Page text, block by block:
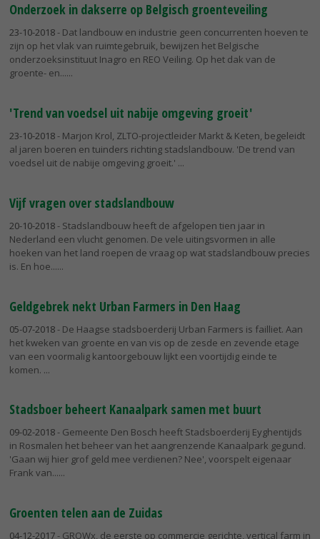
Onderzoek in dakserre op Belgisch groenteveiling
23-10-2018- Dat landbouw en industrie geen concurrenten hoeven te
zijn op het vlak van ruimtegebruik, bewijzen het Belgische
onderzoeksinstituut Inagro en REO Veiling. Op het dak van de
groente- en...
'Trend van voedsel uit nabije omgeving groeit'
23-10-2018- Marjon Krol, ZLTO-projectleider Markt & Keten, begeleidt
al jaren boeren en tuinders richting stadslandbouw. 'De trend van
voedsel uit de nabije omgeving groeit.'
Vijf vragen over stadslandbouw
20-10-2018- Stadslandbouw heeft de afgelopen tien jaar in
Nederland een vlucht genomen. De vele uitingsvormen in alle
hoeken van het land roepen de vraag op wat stadslandbouw precies
is. En hoe...
Geldgebrek nekt Urban Farmers in Den Haag
05-07-2018- De Haagse stadsboerderij Urban Farmers is failliet. Aan
het kweken van groente en van vis op de zesde en zevende etage
van een voormalig kantoorgebouw lijkt een voortijdig einde te
komen.
Stadsboer beheert Kanaalpark samen met buurt
09-02-2018- Gemeente Den Bosch heeft Stadsboerderij Eyghentijds
in Rosmalen het beheer van het aangrenzende Kanaalpark gegund.
'Gaan wij hier grof geld mee verdienen? Nee', voorspelt eigenaar
Frank van...
Groenten telen aan de Zuidas
04-12-2017- GROWx, de eerste op commercie gerichte, vertical farm in